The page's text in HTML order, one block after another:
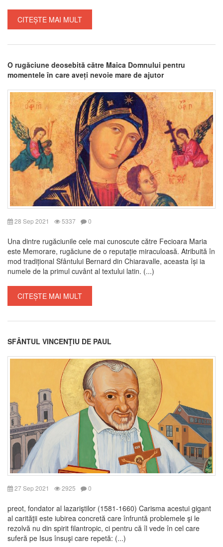
CITEȘTE MAI MULT
O rugăciune deosebită către Maica Domnului pentru
momentele în care aveți nevoie mare de ajutor
28 Sep 2021 5337 0
Una dintre rugăciunile cele mai cunoscute către Fecioara Maria
este Memorare, rugăciune de o reputație miraculoasă. Atribuită în
mod tradițional Sfântului Bernard din Chiaravalle, aceasta își ia
numele de la primul cuvânt al textului latin. (...)
CITEȘTE MAI MULT
SFÂNTUL VINCENŢIU DE PAUL
27 Sep 2021 2925 0
preot, fondator al lazariştilor (1581-1660) Carisma acestui gigant
al carităţii este iubirea concretă care înfruntă problemele şi le
rezolvă nu din spirit filantropic, ci pentru că îl vede în cel care
suferă pe Isus însuşi care repetă: (...)